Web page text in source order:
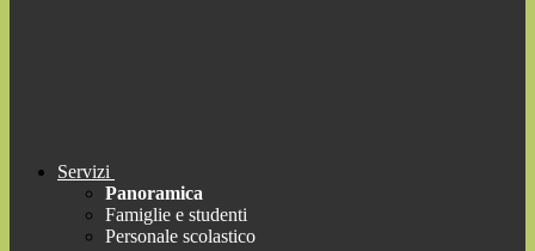
Servizi
Panoramica
Famiglie e studenti
Personale scolastico